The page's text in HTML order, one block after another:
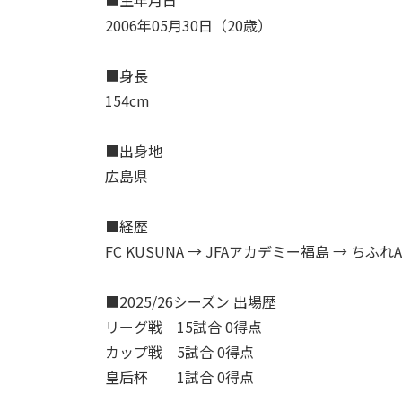
2006年05月30日（20歳）
■身長
154cm
■出身地
広島県
■経歴
FC KUSUNA → JFAアカデミー福島 → ちふれ
■2025/26シーズン 出場歴
リーグ戦 15試合 0得点
カップ戦 5試合 0得点
皇后杯 1試合 0得点